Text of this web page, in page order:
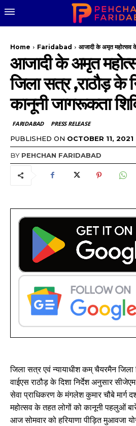
Home Faridabad आजादी के अमृत महोत्सव
आजादी के अमृत
जिला सत्र ,राठौड़ के
कानूनी जागरूकता
FARIDABAD PRESS RELEASE
PUBLISHED ON OCTOBER 11, 2021
BY PEHCHAN FARIDABAD
जिला सत्र एवं न्यायाधीश कम् चैयरमैन जिला
वाईएस राठौड़ के दिशा निर्देश अनुसार
सेवा प्राधिकरण के मंगलेश कुमार चौबे मार्ग
महोत्सव के तहत लोगों को कानूनी पहलुओं
आज सोमवार को हरियाणा पीड़ित मुआवजा